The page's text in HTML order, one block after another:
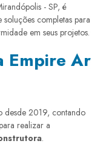
- SP, é
completas para
em seus projetos.
Empire Ar
desde 2019, contando
realizar a
.